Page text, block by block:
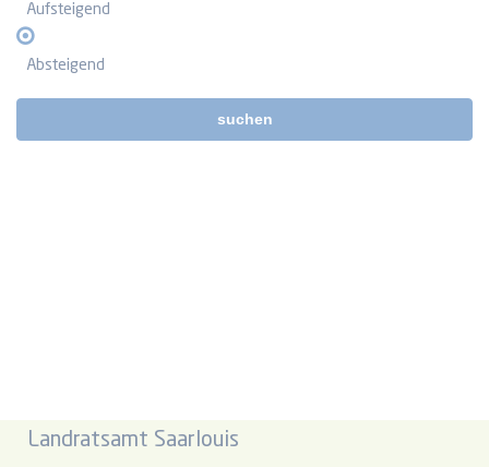
Aufsteigend
Absteigend
suchen
Landratsamt Saarlouis